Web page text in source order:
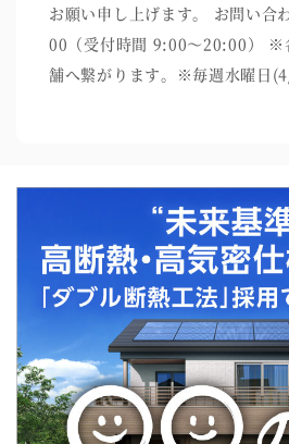
お願い申し上げます。 お問い
00（受付時間 9:00～20:00） ※
舗へ繋がります。※毎週水曜日